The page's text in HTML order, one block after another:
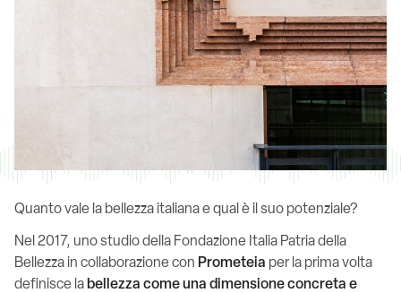
Quanto vale la bellezza italiana e qual è il suo potenziale?
Nel 2017, uno studio della Fondazione Italia Patria della
Bellezza in collaborazione con Prometeia per la prima volta
definisce la bellezza come una dimensione concreta e